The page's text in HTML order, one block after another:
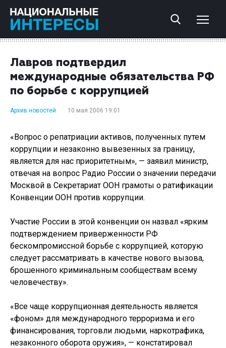
Лавров подтвердил
международные обязательства РФ
по борьбе с коррупцией
Архив новостей 10 мая 2006 19:01
«Вопрос о репатриации активов, полученных путем
коррупции и незаконно вывезенных за границу,
является для нас приоритетным», — заявил министр,
отвечая на вопрос Радио России о значении передачи
Москвой в Секретариат ООН грамоты о ратификации
Конвенции ООН против коррупции.
Участие России в этой конвенции он назвал «ярким
подтверждением приверженности РФ
бескомпромиссной борьбе с коррупцией, которую
следует рассматривать в качестве нового вызова,
брошенного криминальным сообществам всему
человечеству».
«Все чаще коррупционная деятельность является
«фоном» для международного терроризма и его
финансирования, торговли людьми, наркотрафика,
незаконного оборота оружия», — констатировал